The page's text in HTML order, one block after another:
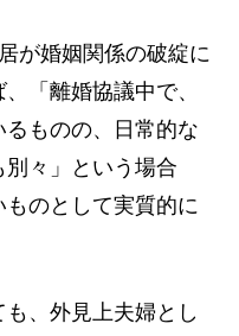
が婚姻関係の破綻に
「離婚協議中で、
ものの、日常的な
々」という場合
のとして実質的に
、外見上夫婦とし